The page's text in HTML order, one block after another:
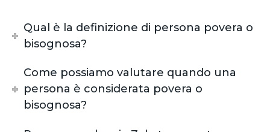
Qual è la definizione di persona povera o
bisognosa?
Come possiamo valutare quando una
persona è considerata povera o
bisognosa?